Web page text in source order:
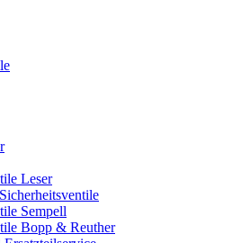
Leser
Sempell
Bopp & Reuther